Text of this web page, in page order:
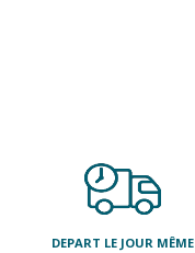
DEPART LE JOUR MÊME